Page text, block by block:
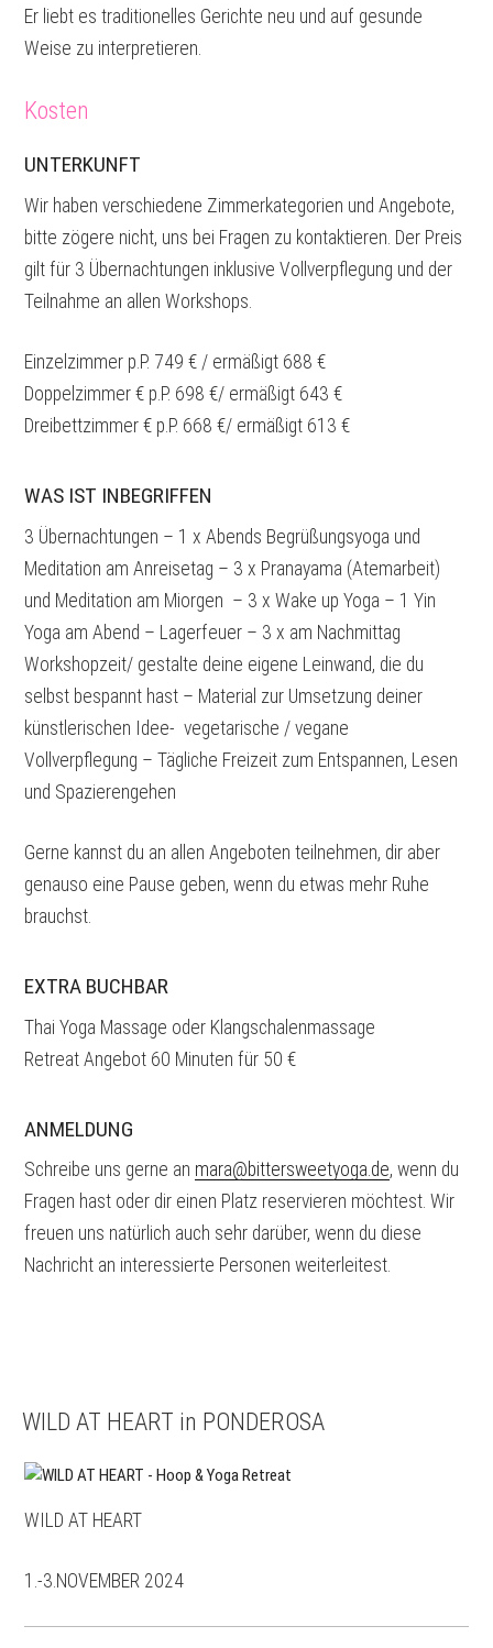
Er liebt es traditionelles Gerichte neu und auf gesunde
Weise zu interpretieren.
Kosten
UNTERKUNFT
Wir haben verschiedene Zimmerkategorien und Angebote,
bitte zögere nicht, uns bei Fragen zu kontaktieren. Der Preis
gilt für 3 Übernachtungen inklusive Vollverpflegung und der
Teilnahme an allen Workshops.
Einzelzimmer p.P. 749 € / ermäßigt 688 €
Doppelzimmer € p.P. 698 €/ ermäßigt 643 €
Dreibettzimmer € p.P. 668 €/ ermäßigt 613 €
WAS IST INBEGRIFFEN
3 Übernachtungen – 1 x Abends Begrüßungsyoga und
Meditation am Anreisetag – 3 x Pranayama (Atemarbeit)
und Meditation am Miorgen – 3 x Wake up Yoga – 1 Yin
Yoga am Abend – Lagerfeuer – 3 x am Nachmittag
Workshopzeit/ gestalte deine eigene Leinwand, die du
selbst bespannt hast – Material zur Umsetzung deiner
künstlerischen Idee- vegetarische / vegane
Vollverpflegung – Tägliche Freizeit zum Entspannen, Lesen
und Spazierengehen
Gerne kannst du an allen Angeboten teilnehmen, dir aber
genauso eine Pause geben, wenn du etwas mehr Ruhe
brauchst.
EXTRA BUCHBAR
Thai Yoga Massage oder Klangschalenmassage
Retreat Angebot 60 Minuten für 50 €
ANMELDUNG
Schreibe uns gerne an mara@bittersweetyoga.de, wenn du
Fragen hast oder dir einen Platz reservieren möchtest. Wir
freuen uns natürlich auch sehr darüber, wenn du diese
Nachricht an interessierte Personen weiterleitest.
WILD AT HEART in PONDEROSA
WILD AT HEART
1.-3.NOVEMBER 2024